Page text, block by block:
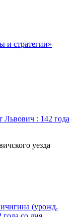
стратегии»
Львович : 142 года
уезда
(урожд.